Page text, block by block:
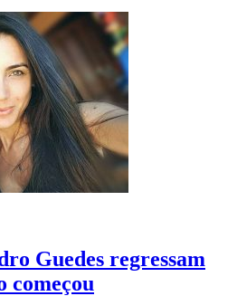
Guedes regressam
começou